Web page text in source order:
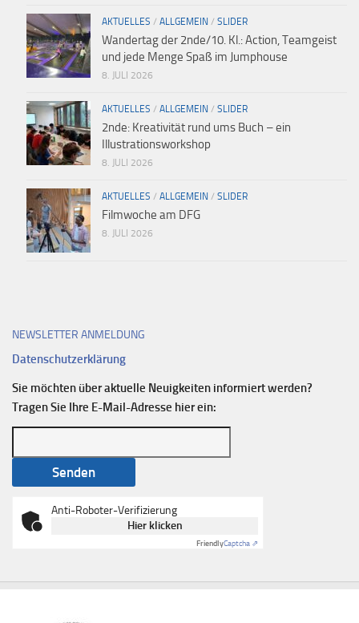
AKTUELLES / ALLGEMEIN / SLIDER
Wandertag der 2nde/10. Kl.: Action, Teamgeist
und jede Menge Spaß im Jumphouse
8. JULI 2026
AKTUELLES / ALLGEMEIN / SLIDER
2nde: Kreativität rund ums Buch – ein
Illustrationsworkshop
8. JULI 2026
AKTUELLES / ALLGEMEIN / SLIDER
Filmwoche am DFG
8. JULI 2026
NEWSLETTER ANMELDUNG
Datenschutzerklärung
Sie möchten über aktuelle Neuigkeiten informiert werden?
Tragen Sie Ihre E-Mail-Adresse hier ein:
Anti-Roboter-Verifizierung
Hier klicken
FriendlyCaptcha ⇗